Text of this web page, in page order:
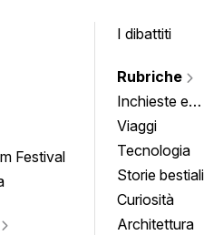
Festival
I dibattiti
Rubriche
Inchieste e
Viaggi
Tecnologia
Storie bestiali
Curiosità
Architettura